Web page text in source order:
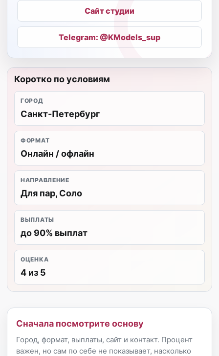
Сайт студии
Telegram: @KModels_sup
Коротко по условиям
ГОРОД
Санкт-Петербург
ФОРМАТ
Онлайн / офлайн
НАПРАВЛЕНИЕ
Для пар, Соло
ВЫПЛАТЫ
до 90% выплат
ОЦЕНКА
4 из 5
Сначала посмотрите основу
Город, формат, выплаты, сайт и контакт. Процент
важен, но сам по себе не показывает, насколько